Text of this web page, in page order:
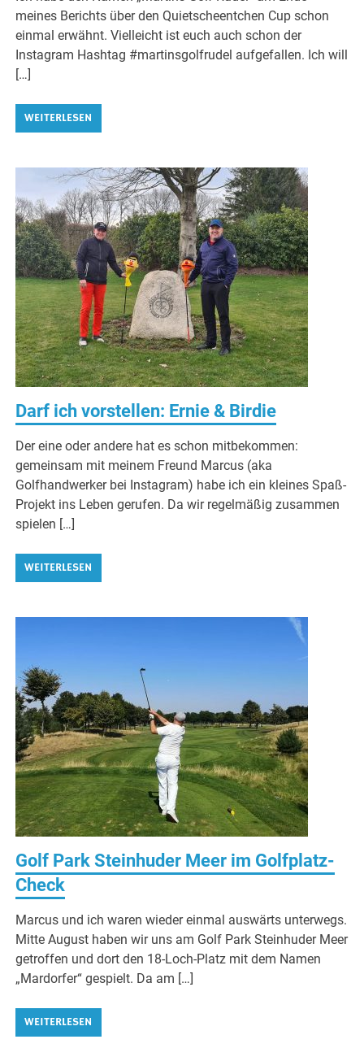
meines Berichts über den Quietscheentchen Cup schon
einmal erwähnt. Vielleicht ist euch auch schon der
Instagram Hashtag #martinsgolfrudel aufgefallen. Ich will
[…]
WEITERLESEN
Darf ich vorstellen: Ernie & Birdie
Der eine oder andere hat es schon mitbekommen:
gemeinsam mit meinem Freund Marcus (aka
Golfhandwerker bei Instagram) habe ich ein kleines Spaß-
Projekt ins Leben gerufen. Da wir regelmäßig zusammen
spielen […]
WEITERLESEN
Golf Park Steinhuder Meer im Golfplatz-
Check
Marcus und ich waren wieder einmal auswärts unterwegs.
Mitte August haben wir uns am Golf Park Steinhuder Meer
getroffen und dort den 18-Loch-Platz mit dem Namen
„Mardorfer“ gespielt. Da am […]
WEITERLESEN